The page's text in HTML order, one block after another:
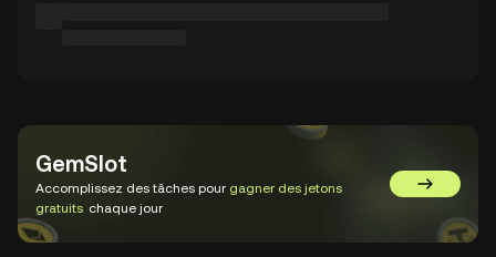
GemSlot
Accomplissez des tâches pour gagner des jetons
gratuits chaque jour
Aller sur